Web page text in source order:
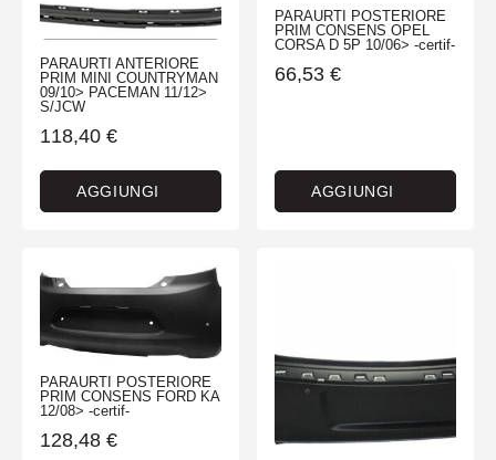
PARAURTI ANTERIORE
PRIM MINI COUNTRYMAN
09/10> PACEMAN 11/12>
S/JCW
118,40 €
AGGIUNGI
PARAURTI POSTERIORE
PRIM CONSENS OPEL
CORSA D 5P 10/06> -certif-
66,53 €
AGGIUNGI
PARAURTI POSTERIORE
PRIM CONSENS FORD KA
12/08> -certif-
128,48 €